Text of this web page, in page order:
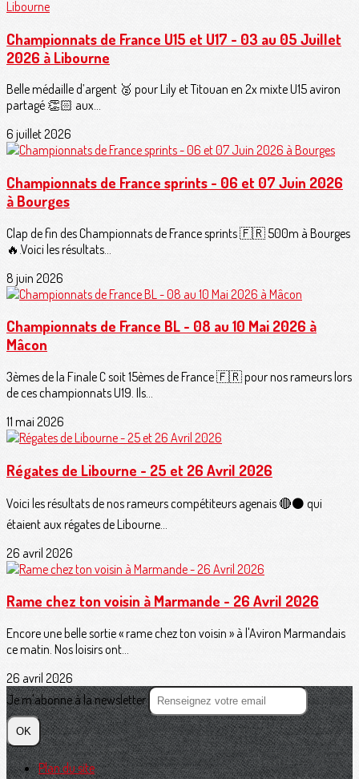
Championnats de France U15 et U17 - 03 au 05 Juillet
2026 à Libourne
Belle médaille d’argent 🥈 pour Lily et Titouan en 2x mixte U15 aviron
partagé 👏🏻 aux...
6 juillet 2026
Championnats de France sprints - 06 et 07 Juin 2026
à Bourges
Clap de fin des Championnats de France sprints 🇫🇷 500m à Bourges
🔥.Voici les résultats...
8 juin 2026
Championnats de France BL - 08 au 10 Mai 2026 à
Mâcon
3èmes de la Finale C soit 15èmes de France 🇫🇷 pour nos rameurs lors
de ces championnats U19. Ils...
11 mai 2026
Régates de Libourne - 25 et 26 Avril 2026
Voici les résultats de nos rameurs compétiteurs agenais 🔴⚫️ qui
étaient aux régates de Libourne...
26 avril 2026
Rame chez ton voisin à Marmande - 26 Avril 2026
Encore une belle sortie « rame chez ton voisin » à l'Aviron Marmandais
ce matin. Nos loisirs ont...
26 avril 2026
Je m'abonne à la newsletter
OK
Plan du site